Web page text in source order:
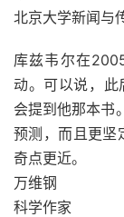
北京大学新闻与
库兹韦尔在
动。可以说，
会提到他那本书
预测，而且更坚
奇点更近。
万维钢
科学作家